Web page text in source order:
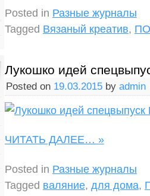
Posted in Разные журналы
Tagged Вязаный креатив,
Лукошко идей
Posted on 19.03.2015 by admin
ЧИТАТЬ ДАЛЕЕ… »
Posted in Разные журналы
Tagged валяние, для дома,